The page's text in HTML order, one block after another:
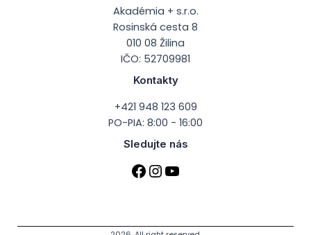
Akadémia + s.r.o.
Rosinská cesta 8
010 08 Žilina
IČO: 52709981
Kontakty
+421 948 123 609
PO-PIA: 8:00 - 16:00
Sledujte nás